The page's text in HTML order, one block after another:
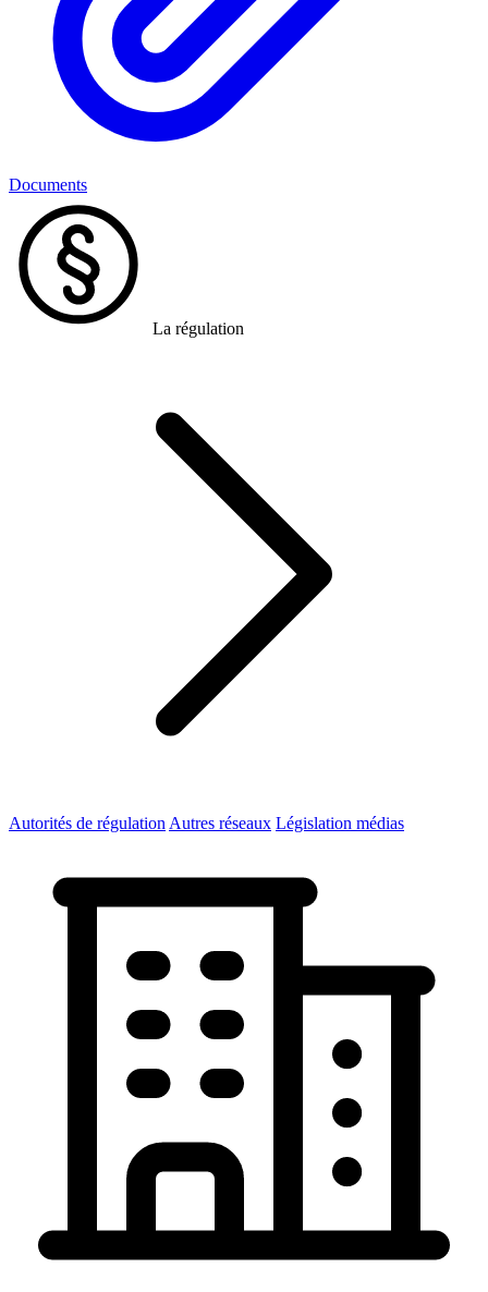
Documents
La régulation
Autorités de régulation Autres réseaux Législation médias